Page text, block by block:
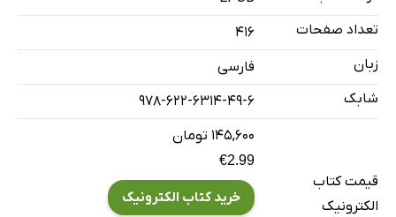
تعداد صفحات
416
زبان
فارسی
شابک
978-622-6314-49-6
قیمت کتاب
الکترونیک
۱۴۵,۶۰۰ تومان
€2.99
خرید کتاب الکترونیک